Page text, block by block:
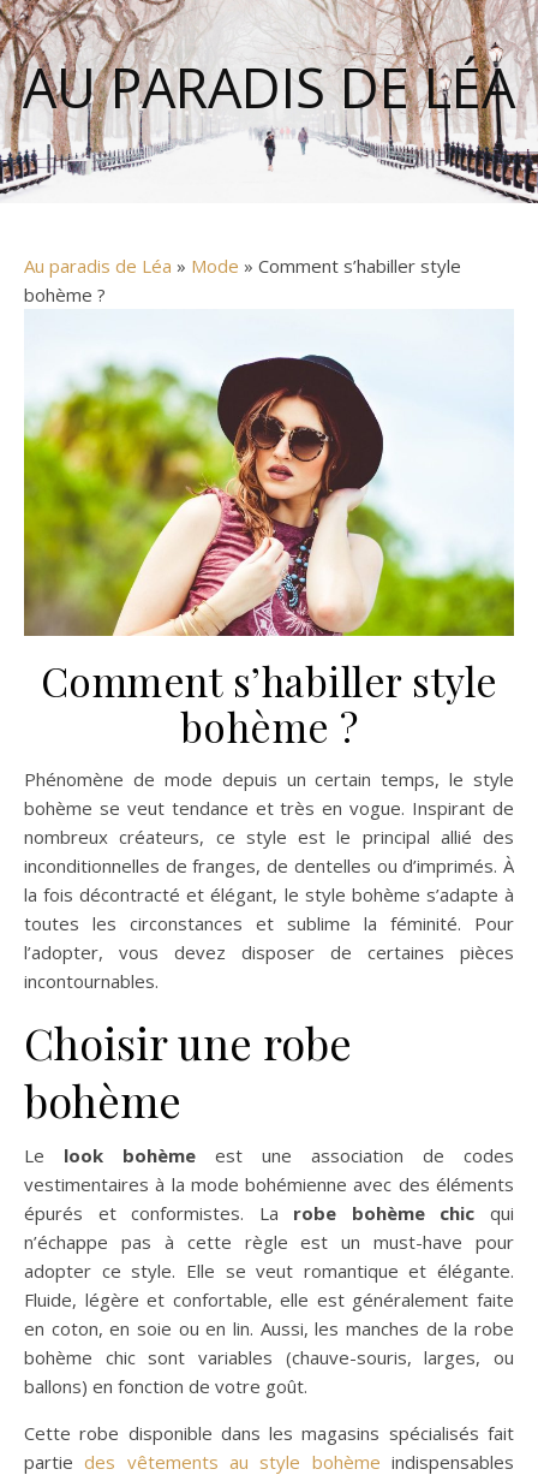
AU PARADIS DE LÉA
Au paradis de Léa » Mode » Comment s’habiller style
bohème ?
Comment s’habiller style
bohème ?
Phénomène de mode depuis un certain temps, le style
bohème se veut tendance et très en vogue. Inspirant de
nombreux créateurs, ce style est le principal allié des
inconditionnelles de franges, de dentelles ou d’imprimés. À
la fois décontracté et élégant, le style bohème s’adapte à
toutes les circonstances et sublime la féminité. Pour
l’adopter, vous devez disposer de certaines pièces
incontournables.
Choisir une robe
bohème
Le look bohème est une association de codes
vestimentaires à la mode bohémienne avec des éléments
épurés et conformistes. La robe bohème chic qui
n’échappe pas à cette règle est un must-have pour
adopter ce style. Elle se veut romantique et élégante.
Fluide, légère et confortable, elle est généralement faite
en coton, en soie ou en lin. Aussi, les manches de la robe
bohème chic sont variables (chauve-souris, larges, ou
ballons) en fonction de votre goût.
Cette robe disponible dans les magasins spécialisés fait
partiedes vêtements au style bohème indispensables